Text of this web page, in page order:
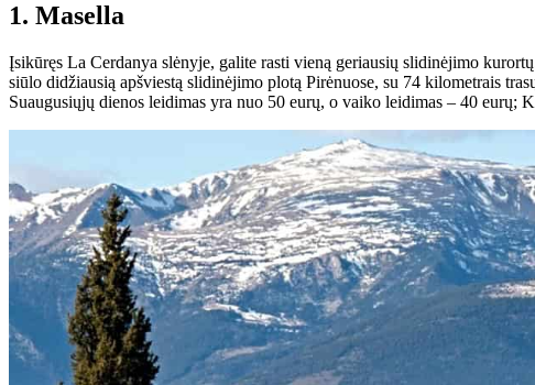
1. Masella
Įsikūręs La Cerdanya slėnyje, galite rasti vieną geriausių slidinėjimo
siūlo didžiausią apšviestą slidinėjimo plotą Pirėnuose, su 74 kilometrais
Suaugusiųjų dienos leidimas yra nuo 50 eurų, o vaiko leidimas – 40 eurų;